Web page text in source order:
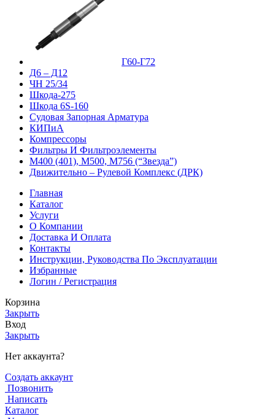
Г60-Г72
Д6 – Д12
ЧН 25/34
Шкода-275
Шкода 6S-160
Судовая Запорная Арматура
КИПиА
Компрессоры
Фильтры И Фильтроэлементы
М400 (401), М500, М756 (“Звезда”)
Движительно – Рулевой Комплекс (ДРК)
Главная
Каталог
Услуги
О Компании
Доставка И Оплата
Контакты
Инструкции, Руководства По Эксплуатации
Избранные
Логин / Регистрация
Корзина
Закрыть
Вход
Закрыть
Нет аккаунта?
Создать аккаунт
Позвонить
Написать
Каталог